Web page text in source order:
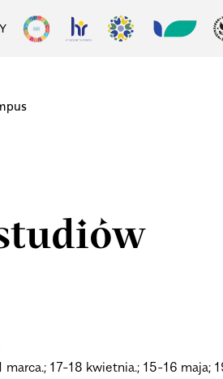
marca.; 17-18 kwietnia.; 15-16 maja;